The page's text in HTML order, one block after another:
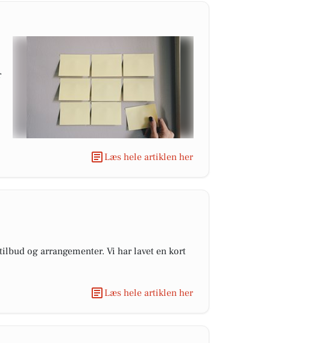
Læs hele artiklen her
og arrangementer. Vi har lavet en kort
Læs hele artiklen her